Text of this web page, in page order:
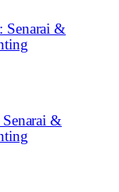
Senarai &
&